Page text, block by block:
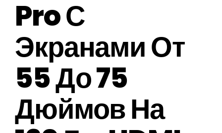
Pro С
Экранами От
55 До 75
Дюймов На